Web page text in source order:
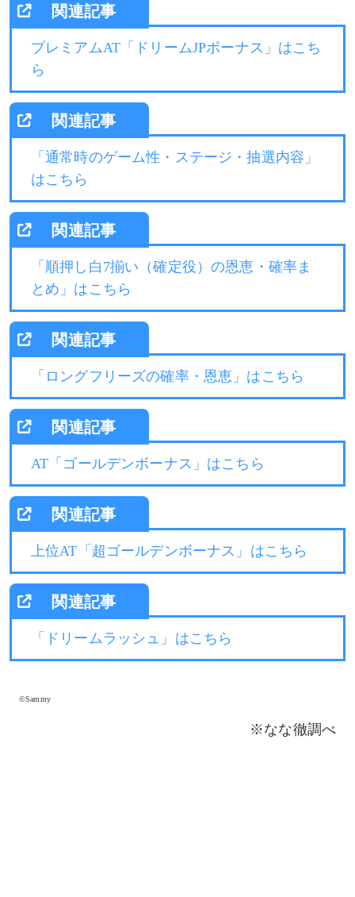
プレミアムAT「ドリームJPボーナス」はこち
ら
「通常時のゲーム性・ステージ・抽選内容」
はこちら
「順押し白7揃い（確定役）の恩恵・確率ま
とめ」はこちら
「ロングフリーズの確率・恩恵」はこちら
AT「ゴールデンボーナス」はこちら
上位AT「超ゴールデンボーナス」はこちら
「ドリームラッシュ」はこちら
©Sammy
※なな徹調べ